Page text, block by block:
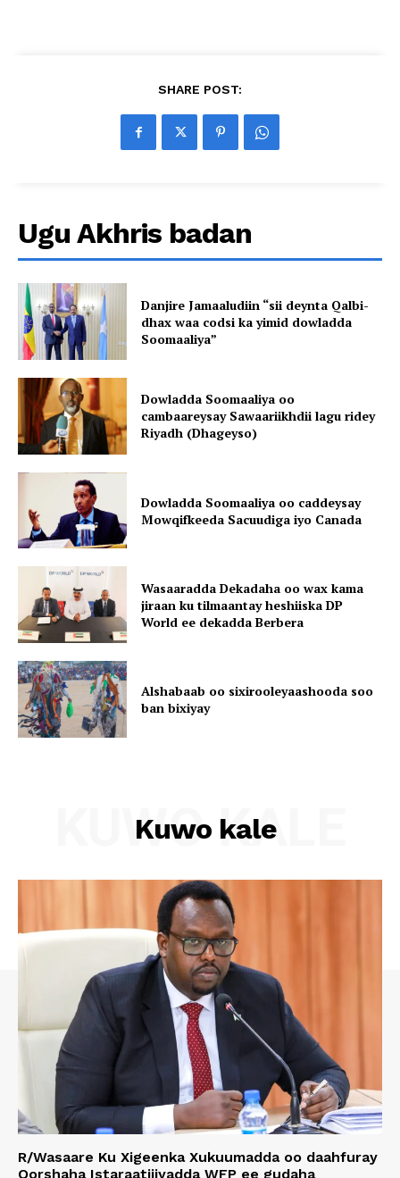
SHARE POST:
Ugu Akhris badan
Danjire Jamaaludiin “sii deynta Qalbi-
dhax waa codsi ka yimid dowladda
Soomaaliya”
Dowladda Soomaaliya oo
cambaareysay Sawaariikhdii lagu ridey
Riyadh (Dhageyso)
Dowladda Soomaaliya oo caddeysay
Mowqifkeeda Sacuudiga iyo Canada
Wasaaradda Dekadaha oo wax kama
jiraan ku tilmaantay heshiiska DP
World ee dekadda Berbera
Alshabaab oo sixirooleyaashooda soo
ban bixiyay
Kuwo kale
KUWO KALE
R/Wasaare Ku Xigeenka Xukuumadda oo daahfuray
Qorshaha Istaraatijiyadda WFP ee gudaha